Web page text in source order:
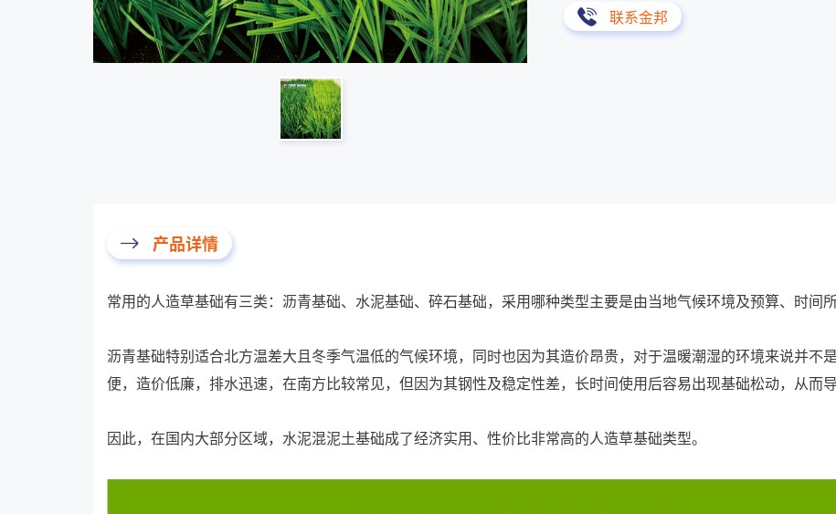
联系金邦
产品详情
常用的人造草基础有三类：沥青基础、水泥基础、碎石基础，采用哪种类型主要是由当地气候环境及预算、时间所
沥青基础特别适合北方温差大且冬季气温低的气候环境，同时也因为其造价昂贵，对于温暖潮湿的环境来说并不
便，造价低廉，排水迅速，在南方比较常见，但因为其钢性及稳定性差，长时间使用后容易出现基础松动，从而导
因此，在国内大部分区域，水泥混泥土基础成了经济实用、性价比非常高的人造草基础类型。